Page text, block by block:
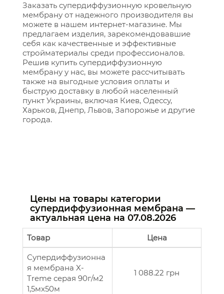
Заказать супердиффузионную кровельную
мембрану от надежного производителя вы
можете в нашем интернет-магазине. Мы
предлагаем изделия, зарекомендовавшие
себя как качественные и эффективные
стройматериалы среди профессионалов.
Решив купить супердиффузионную
мембрану у нас, вы можете рассчитывать
также на выгодные условия оплаты и
быструю доставку в любой населенный
пункт Украины, включая Киев, Одессу,
Харьков, Днепр, Львов, Запорожье и другие
города.
Цены на товары категории
супердиффузионная мембрана —
актуальная цена на 07.08.2026
Товар Цена
Супердиффузионна
я мембрана X-
Treme серая 90г/м2
1,5мx50м
1 088.22 грн